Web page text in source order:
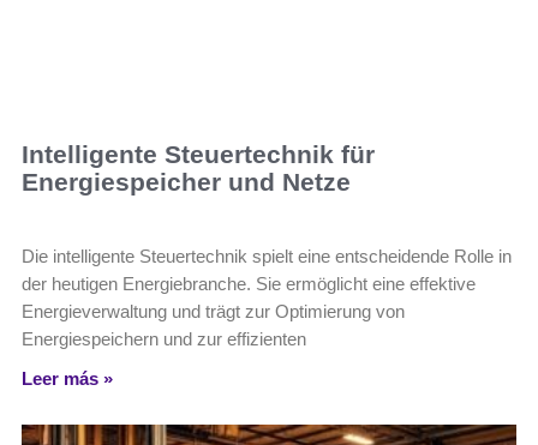
Intelligente Steuertechnik für
Energiespeicher und Netze
Die intelligente Steuertechnik spielt eine entscheidende Rolle in
der heutigen Energiebranche. Sie ermöglicht eine effektive
Energieverwaltung und trägt zur Optimierung von
Energiespeichern und zur effizienten
Leer más »